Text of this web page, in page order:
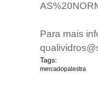
Para mais
Tags:
mercadopalestra